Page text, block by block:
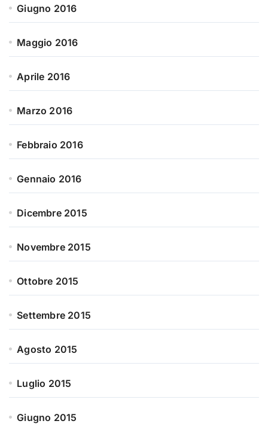
Giugno 2016
Maggio 2016
Aprile 2016
Marzo 2016
Febbraio 2016
Gennaio 2016
Dicembre 2015
Novembre 2015
Ottobre 2015
Settembre 2015
Agosto 2015
Luglio 2015
Giugno 2015